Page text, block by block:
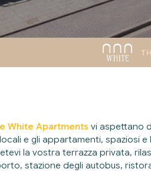
White Apartments vi aspettano
e gli appartamenti, spaziosi
la vostra terrazza privata,
stazione degli autobus,